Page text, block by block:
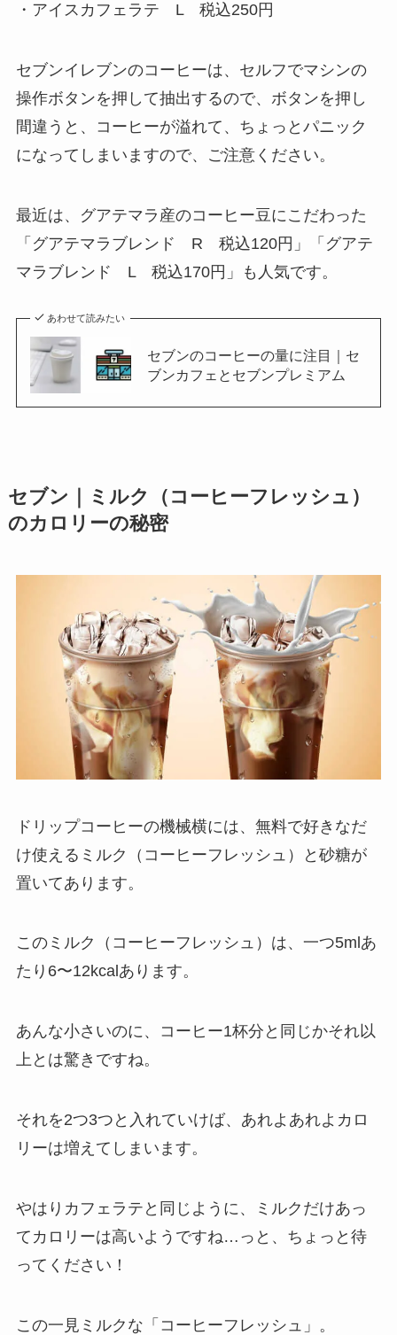
・アイスカフェラテ L 税込250円
セブンイレブンのコーヒーは、セルフでマシンの
操作ボタンを押して抽出するので、ボタンを押し
間違うと、コーヒーが溢れて、ちょっとパニック
になってしまいますので、ご注意ください。
最近は、グアテマラ産のコーヒー豆にこだわった
「グアテマラブレンド R 税込120円」「グアテ
マラブレンド L 税込170円」も人気です。
あわせて読みたい
セブンのコーヒーの量に注目｜セ
ブンカフェとセブンプレミアム
セブン｜ミルク（コーヒーフレッシュ）
のカロリーの秘密
ドリップコーヒーの機械横には、無料で好きなだ
け使えるミルク（コーヒーフレッシュ）と砂糖が
置いてあります。
このミルク（コーヒーフレッシュ）は、 一つ5mlあ
たり6〜12kcalあります。
あんな小さいのに、コーヒー1杯分と同じかそれ以
上とは驚きですね。
それを2つ3つと入れていけば、あれよあれよカロ
リーは増えてしまいます。
やはりカフェラテと同じように、ミルクだけあっ
てカロリーは高いようですね…っと、ちょっと待
ってください！
この一見ミルクな「コーヒーフレッシュ」。